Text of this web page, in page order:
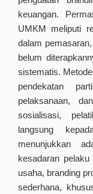
keuangan.
UMKM meliputi
dalam
belum
sistematis.
pendekatan
pelaksanaan,
sosialisasi,
langsung
menunjukkan
kesadaran
usaha, branding
sederhana,